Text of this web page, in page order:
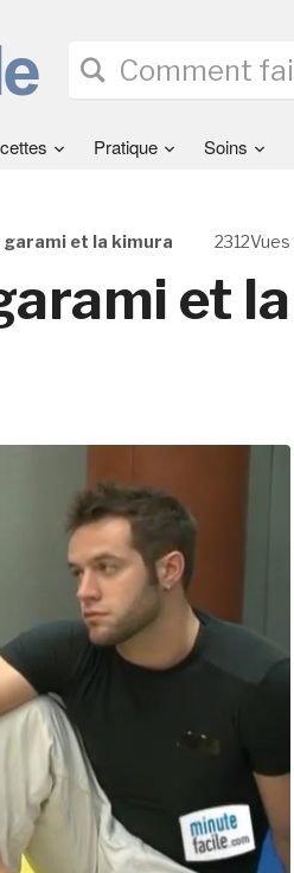
Pratique Soins
2312Vues
garami et la kimura
et la